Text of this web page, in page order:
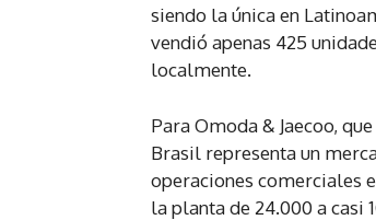
siendo la única en
vendió apenas 425
localmente.
Para Omoda & Jaecoo,
Brasil representa un
operaciones comerciales
la planta de 24.000 a casi